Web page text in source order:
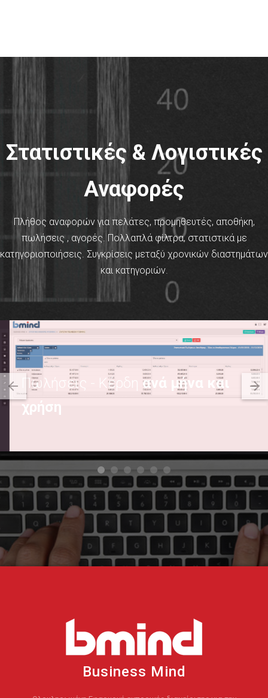
Στατιστικές & Λογιστικές
Αναφορές
Πλήθος αναφορών για πελάτες, προμηθευτές, αποθήκη,
πωλήσεις , αγορές. Πολλαπλά φίλτρα, στατιστικά με
κατηγοριοποιήσεις. Συγκρίσεις μεταξύ χρονικών διαστημάτων
και κατηγοριών.
Πωλήσεις - Κέρδη ανά μήνα και
χρήση
arrow_back arrow_forward
Business Mind